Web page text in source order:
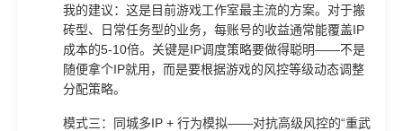
我的建议：这是目前游戏工作室最主流的方案。对于搬
砖型、日常任务型的业务，每账号的收益通常能覆盖IP
成本的5-10倍。关键是IP调度策略要做得聪明——不是
随便拿个IP就用，而是要根据游戏的风控等级动态调整
分配策略。
模式三：同城多IP + 行为模拟——对抗高级风控的“重武